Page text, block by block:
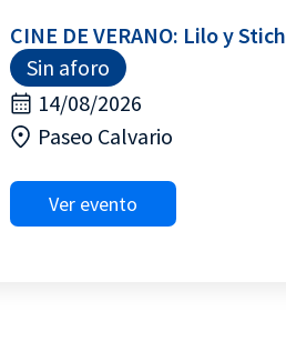
CINE DE VERANO: Lilo y Stich
Sin aforo
14/08/2026
Paseo Calvario
Ver evento